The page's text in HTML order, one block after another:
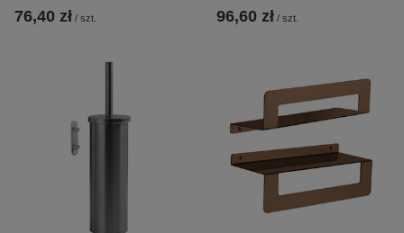
76,40 zł / szt. 96,60 zł / szt.